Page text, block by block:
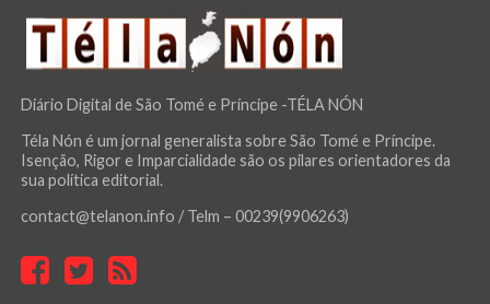
Diário Digital de São Tomé e Príncipe -TÉLA NÓN
Téla Nón é um jornal generalista sobre São Tomé e Príncipe.
Isenção, Rigor e Imparcialidade são os pilares orientadores da
sua política editorial.
contact@telanon.info / Telm – 00239(9906263)